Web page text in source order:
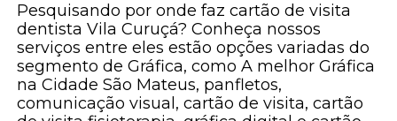
Pesquisando por onde faz cartão de visita
dentista Vila Curuçá? Conheça nossos
serviços entre eles estão opções variadas do
segmento de Gráfica, como A melhor Gráfica
na Cidade São Mateus, panfletos,
comunicação visual, cartão de visita, cartão